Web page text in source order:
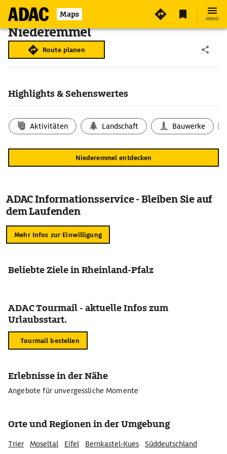
Maps MENÜ
Niederemmel
Route planen
Highlights & Sehenswertes
Aktivitäten Landschaft Bauwerke
Niederemmel entdecken
ADAC Informationsservice - Bleiben Sie auf
dem Laufenden
Mehr Infos zur Einwilligung
Beliebte Ziele in Rheinland-Pfalz
ADAC Tourmail - aktuelle Infos zum
Urlaubsstart.
Tourmail bestellen
Erlebnisse in der Nähe
Angebote für unvergessliche Momente
Orte und Regionen in der Umgebung
Trier Moseltal Eifel Bernkastel-Kues Süddeutschland